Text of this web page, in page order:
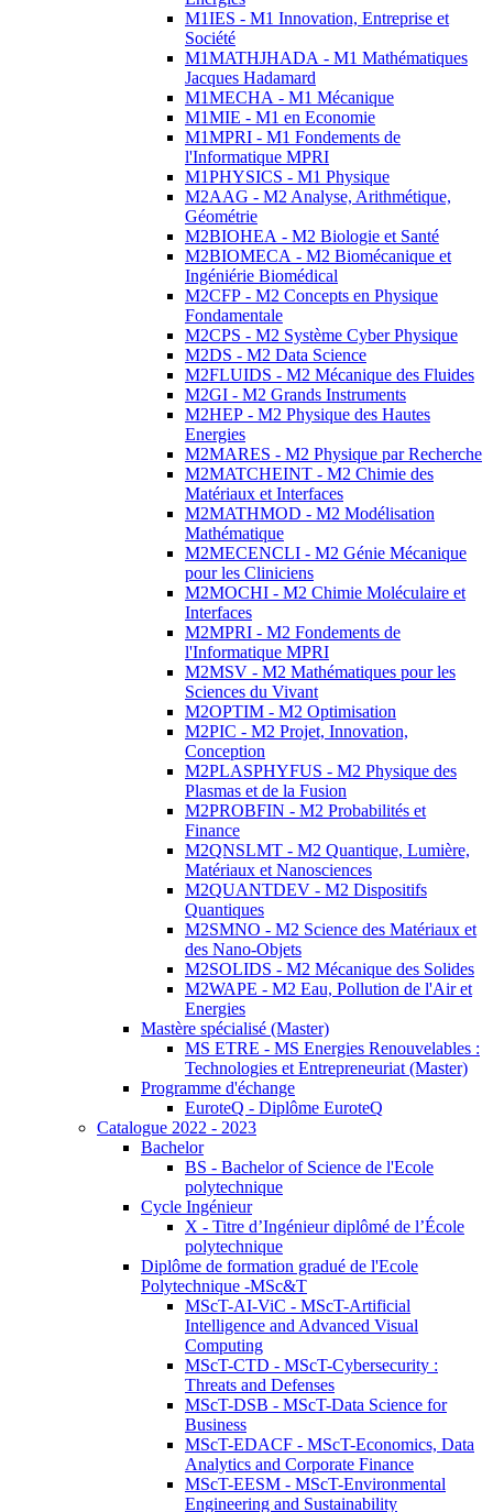
M1IES - M1 Innovation, Entreprise et
Société
M1MATHJHADA - M1 Mathématiques
Jacques Hadamard
M1MECHA - M1 Mécanique
M1MIE - M1 en Economie
M1MPRI - M1 Fondements de
l'Informatique MPRI
M1PHYSICS - M1 Physique
M2AAG - M2 Analyse, Arithmétique,
Géométrie
M2BIOHEA - M2 Biologie et Santé
M2BIOMECA - M2 Biomécanique et
Ingéniérie Biomédical
M2CFP - M2 Concepts en Physique
Fondamentale
M2CPS - M2 Système Cyber Physique
M2DS - M2 Data Science
M2FLUIDS - M2 Mécanique des Fluides
M2GI - M2 Grands Instruments
M2HEP - M2 Physique des Hautes
Energies
M2MARES - M2 Physique par Recherche
M2MATCHEINT - M2 Chimie des
Matériaux et Interfaces
M2MATHMOD - M2 Modélisation
Mathématique
M2MECENCLI - M2 Génie Mécanique
pour les Cliniciens
M2MOCHI - M2 Chimie Moléculaire et
Interfaces
M2MPRI - M2 Fondements de
l'Informatique MPRI
M2MSV - M2 Mathématiques pour les
Sciences du Vivant
M2OPTIM - M2 Optimisation
M2PIC - M2 Projet, Innovation,
Conception
M2PLASPHYFUS - M2 Physique des
Plasmas et de la Fusion
M2PROBFIN - M2 Probabilités et
Finance
M2QNSLMT - M2 Quantique, Lumière,
Matériaux et Nanosciences
M2QUANTDEV - M2 Dispositifs
Quantiques
M2SMNO - M2 Science des Matériaux et
des Nano-Objets
M2SOLIDS - M2 Mécanique des Solides
M2WAPE - M2 Eau, Pollution de l'Air et
Energies
Mastère spécialisé (Master)
MS ETRE - MS Energies Renouvelables :
Technologies et Entrepreneuriat (Master)
Programme d'échange
EuroteQ - Diplôme EuroteQ
Catalogue 2022 - 2023
Bachelor
BS - Bachelor of Science de l'Ecole
polytechnique
Cycle Ingénieur
X - Titre d’Ingénieur diplômé de l’École
polytechnique
Diplôme de formation gradué de l'Ecole
Polytechnique -MSc&T
MScT-AI-ViC - MScT-Artificial
Intelligence and Advanced Visual
Computing
MScT-CTD - MScT-Cybersecurity :
Threats and Defenses
MScT-DSB - MScT-Data Science for
Business
MScT-EDACF - MScT-Economics, Data
Analytics and Corporate Finance
MScT-EESM - MScT-Environmental
Engineering and Sustainability